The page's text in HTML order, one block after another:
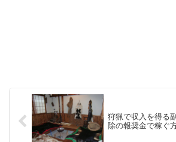
狩猟で収入を得る
除の報奨金で稼ぐ